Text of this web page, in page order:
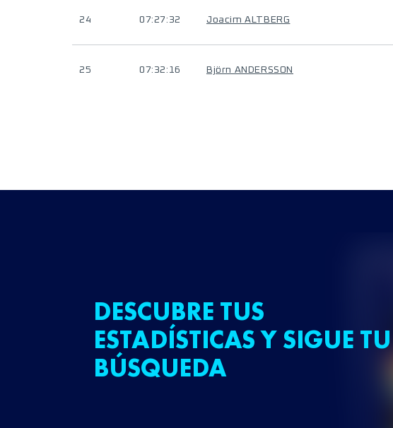
24 07:27:32 Joacim ALTBERG
25 07:32:16 Björn ANDERSSON
DESCUBRE TUS
ESTADÍSTICAS Y SIGUE TU
BÚSQUEDA